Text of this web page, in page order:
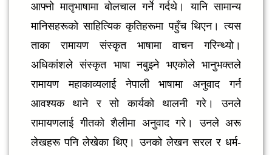
आफ्नो मातृभाषामा बोलचाल गर्ने गर्दथे। यानि सामान्य
मानिसहरूको साहित्यिक कृतिहरूमा पहुँच थिएन। त्यस
ताका रामायण संस्कृत भाषामा वाचन गरिन्थ्यो।
अधिकांशले संस्कृत भाषा नबुझ्ने भएकोले भानुभक्तले
रामायण महाकाव्यलाई नेपाली भाषामा अनुवाद गर्न
आवश्यक थाने र सो कार्यको थालनी गरे। उनले
रामायणलाई गीतको शैलीमा अनुवाद गरे। उनले अरू
लेखहरू पनि लेखेका थिए। उनको लेखन सरल र धर्म-